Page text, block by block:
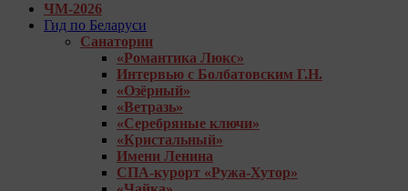
ЧМ-2026
Гид по Беларуси
Санатории
«Романтика Люкс»
Интервью с Болбатовским Г.Н.
«Озёрный»
«Ветразь»
«Серебряные ключи»
«Кристальный»
Имени Ленина
СПА-курорт «Ружа-Хутор»